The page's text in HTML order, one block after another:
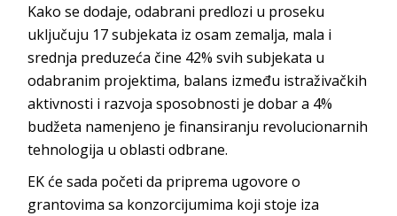
Kako se dodaje, odabrani predlozi u proseku
uključuju 17 subjekata iz osam zemalja, mala i
srednja preduzeća čine 42% svih subjekata u
odabranim projektima, balans između istraživačkih
aktivnosti i razvoja sposobnosti je dobar a 4%
budžeta namenjeno je finansiranju revolucionarnih
tehnologija u oblasti odbrane.
EK će sada početi da priprema ugovore o
grantovima sa konzorcijumima koji stoje iza